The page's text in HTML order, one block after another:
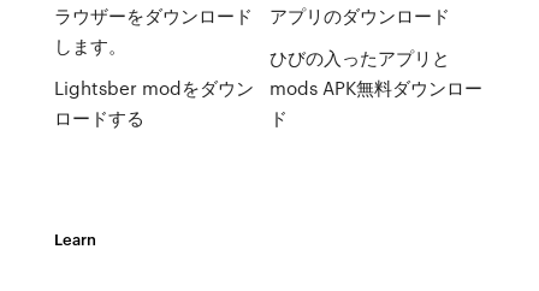
ラウザーをダウンロード
します。
Lightsber modをダウン
ロードする
アプリのダウンロード
ひびの入ったアプリと
mods APK無料ダウンロー
ド
Learn